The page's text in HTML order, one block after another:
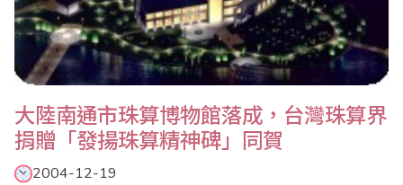
大陸南通市珠算博物館落成，台灣珠算界
捐贈「發揚珠算精神碑」同賀
2004-12-19